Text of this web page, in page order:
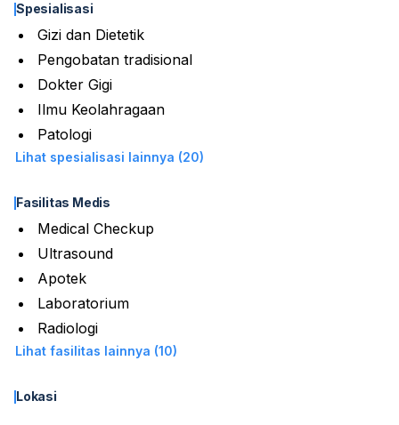
Spesialisasi
Gizi dan Dietetik
Pengobatan tradisional
Dokter Gigi
Ilmu Keolahragaan
Patologi
Lihat spesialisasi lainnya (20)
Fasilitas Medis
Medical Checkup
Ultrasound
Apotek
Laboratorium
Radiologi
Lihat fasilitas lainnya (10)
Lokasi